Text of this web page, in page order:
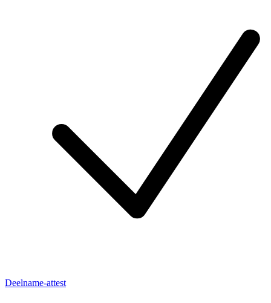
Deelname-attest